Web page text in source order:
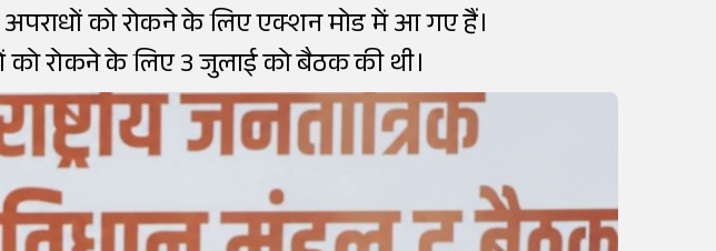
अपराधों को रोकने के लिए एक्शन मोड में आ गए हैं।
को रोकने के लिए 3 जुलाई को बैठक की थी।